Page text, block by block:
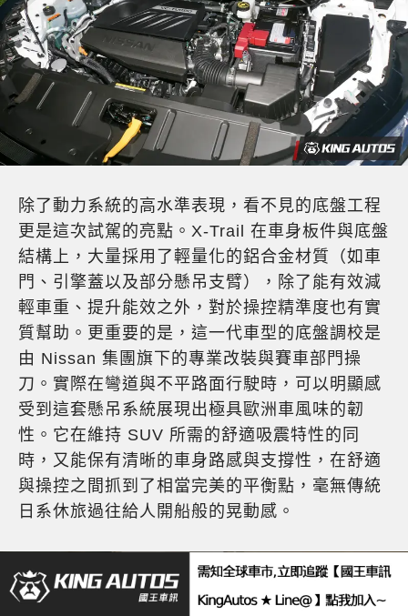
除了動力系統的高水準表現，看不見的底盤工程
更是這次試駕的亮點。X-Trail 在車身板件與底盤
結構上，大量採用了輕量化的鋁合金材質（如車
門、引擎蓋以及部分懸吊支臂），除了能有效減
輕車重、提升能效之外，對於操控精準度也有實
質幫助。更重要的是，這一代車型的底盤調校是
由 Nissan 集團旗下的專業改裝與賽車部門操
刀。實際在彎道與不平路面行駛時，可以明顯感
受到這套懸吊系統展現出極具歐洲車風味的韌
性。它在維持 SUV 所需的舒適吸震特性的同
時，又能保有清晰的車身路感與支撐性，在舒適
與操控之間抓到了相當完美的平衡點，毫無傳統
日系休旅過往給人開船般的晃動感。